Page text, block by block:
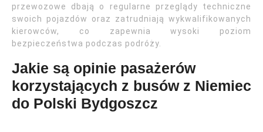
przewozowe dbają o regularne przeglądy techniczne
swoich pojazdów oraz zatrudniają wykwalifikowanych
kierowców, co zapewnia wysoki poziom
bezpieczeństwa podczas podróży.
Jakie są opinie pasażerów
korzystających z busów z Niemiec
do Polski Bydgoszcz